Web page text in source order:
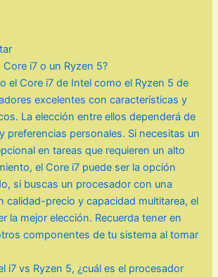
Core i7 o un Ryzen 5?
el Core i7 de Intel como el Ryzen 5 de
excelentes con características y
La elección entre ellos dependerá de
preferencias personales. Si necesitas un
en tareas que requieren un alto
el Core i7 puede ser la opción
si buscas un procesador con una
calidad-precio y capacidad multitarea, el
la mejor elección. Recuerda tener en
componentes de tu sistema al tomar
i7 vs Ryzen 5, ¿cuál es el procesador